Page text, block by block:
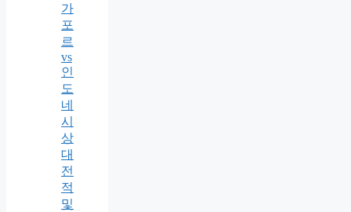
가
포
르
vs
인
도
네
시
상
대
전
적
및